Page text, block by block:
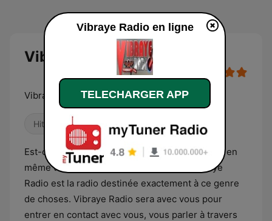
Vibraye Radio
Vibraye radio la radio qui te fait vibrer
Hits Classique Années 80 Années 90
Est-ce que j’aime rester à l’écoute et m’amuser en
même temps? Si c’est votre demande, Vibraye
Radio est la radio destinée exactement à ce genre
de choses. Vibraye Radio sera avec vous pour
entrer en contact avec vous, vous parler à travers
Vibraye Radio en ligne
TELECHARGER APP